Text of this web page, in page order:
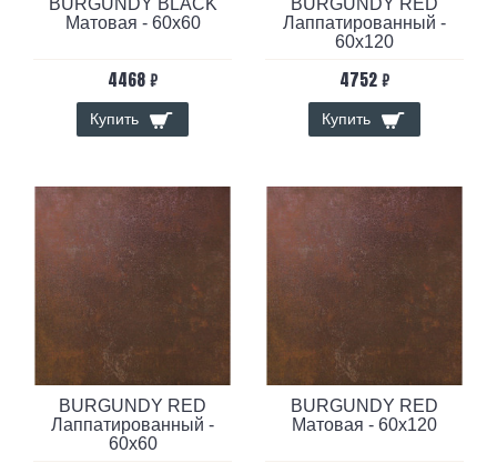
BURGUNDY BLACK
Матовая - 60x60
4468 ₽
Купить
BURGUNDY RED
Лаппатированный -
60x120
4752 ₽
Купить
BURGUNDY RED
Лаппатированный -
60x60
BURGUNDY RED
Матовая - 60x120